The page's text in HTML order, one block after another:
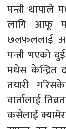
मन्त्री थापाले
लागि आफू
छलफललाई
मन्त्री भएको
मधेस केन्द्रित
तयारी
वार्तालाई
कसैलाई